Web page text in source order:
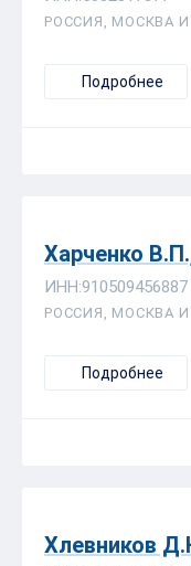
РОССИЯ, МОСКВА
Подробнее
Харченко
ИНН:910509456887
РОССИЯ, МОСКВА
Подробнее
Хлевников